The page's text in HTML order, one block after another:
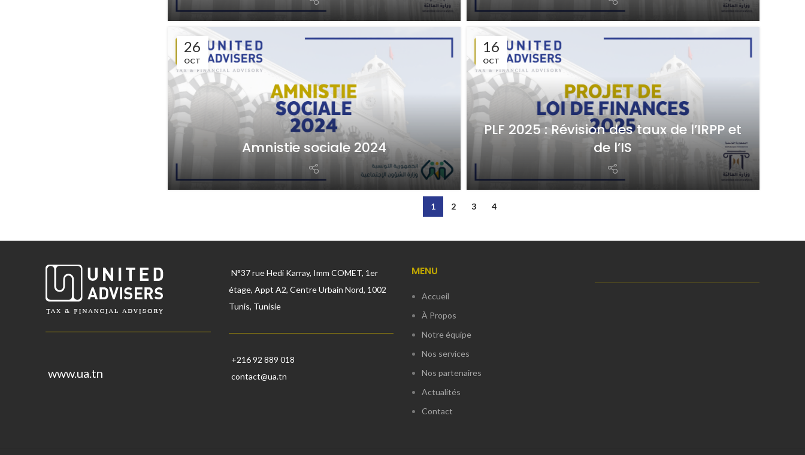
26
OCT
Amnistie sociale 2024
16
OCT
PLF 2025 : Révision des taux de l’IRPP et
de l’IS
1 2 3 4
www.ua.tn
N°37 rue Hedi Karray, Imm COMET, 1er
étage, Appt A2, Centre Urbain Nord, 1002
Tunis, Tunisie
+216 92 889 018
contact@ua.tn
MENU
Accueil
À Propos
Notre équipe
Nos services
Nos partenaires
Actualités
Contact